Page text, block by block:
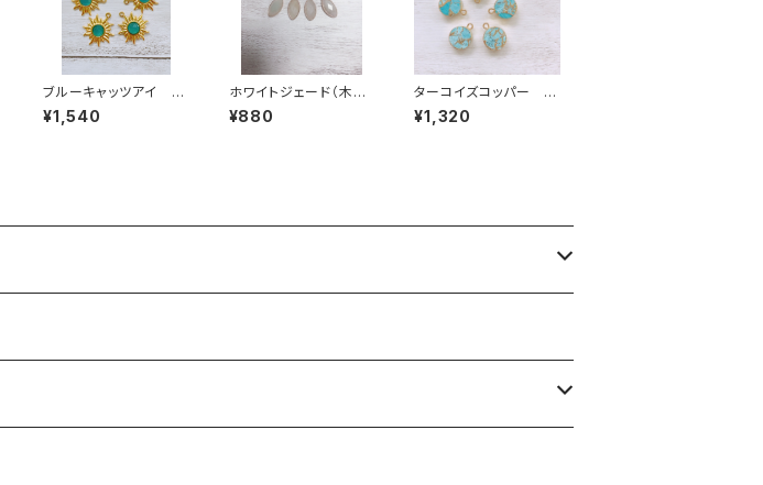
ブルーキャッツアイ S
UN 1カン
¥1,540
ホワイトジェード（木の
葉型）１カン
¥880
ターコイズコッパー 1
カン 丸型
¥1,320